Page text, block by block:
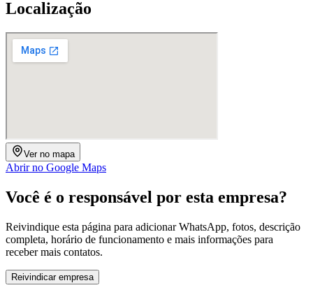
Localização
Ver no mapa
Abrir no Google Maps
Você é o responsável por esta empresa?
Reivindique esta página para adicionar WhatsApp, fotos, descrição
completa, horário de funcionamento e mais informações para
receber mais contatos.
Reivindicar empresa